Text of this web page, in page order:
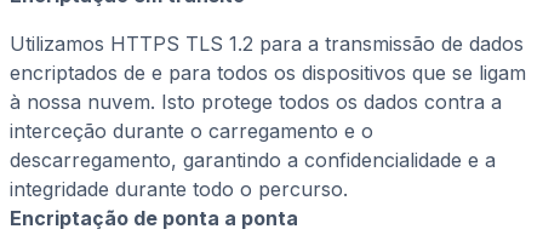
Utilizamos HTTPS TLS 1.2 para a transmissão de dados
encriptados de e para todos os dispositivos que se ligam
à nossa nuvem. Isto protege todos os dados contra a
interceção durante o carregamento e o
descarregamento, garantindo a confidencialidade e a
integridade durante todo o percurso.
Encriptação de ponta a ponta